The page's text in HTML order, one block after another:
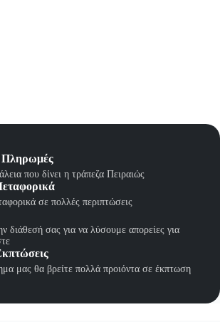
Πληρωμές
που δίνει η τράπεζα Πειραιώς
σε πολλές περιπτώσεις
διάθεσή σας για να λύσουμε απορείες για
μας θα βρείτε πολλά προιόντα σε έκπτωση